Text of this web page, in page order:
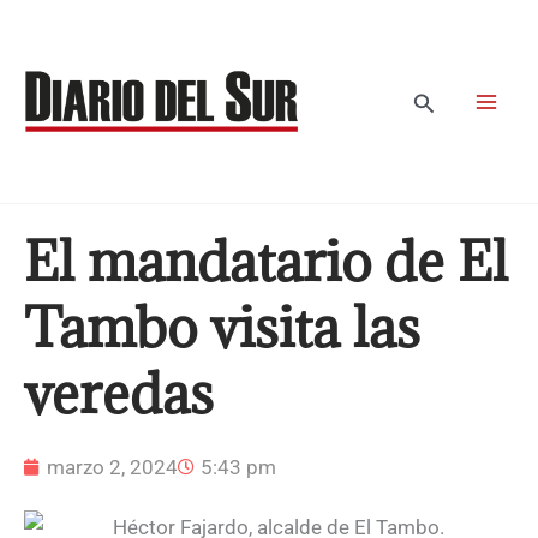
contenido
Buscar
El mandatario de El
Tambo visita las
veredas
marzo 2, 2024 5:43 pm